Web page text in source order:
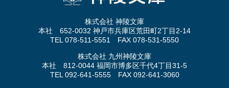
株式会社 神陵文庫
本社 652-0032 神戸市兵庫区荒田町2丁目2-14
TEL 078-511-5551 FAX 078-531-5550
株式会社 九州神陵文庫
本社 812-0044 福岡市博多区千代4丁目31-5
TEL 092-641-5555 FAX 092-641-3060